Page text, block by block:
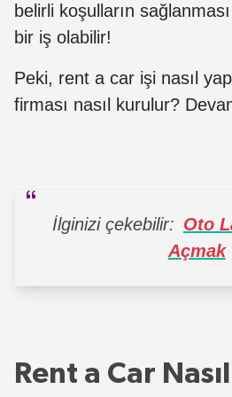
belirli koşulların
bir iş olabilir!
Peki, rent a car işi nasıl
firması nasıl kurulur?
İlginizi çekebilir: Oto
Açmak
Rent a Car Nasıl